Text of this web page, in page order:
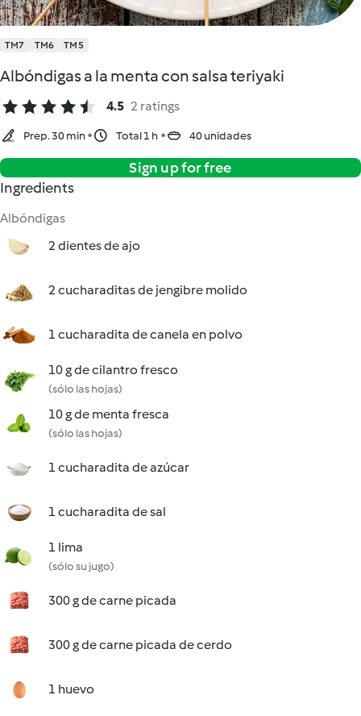
TM7 TM6 TM5
Albóndigas a la menta con salsa teriyaki
4.5 2 ratings
Prep. 30 min Total 1 h 40 unidades
Sign up for free
Ingredients
Albóndigas
2 dientes de ajo
2 cucharaditas de jengibre molido
1 cucharadita de canela en polvo
10 g de cilantro fresco
(sólo las hojas)
10 g de menta fresca
(sólo las hojas)
1 cucharadita de azúcar
1 cucharadita de sal
1 lima
(sólo su jugo)
300 g de carne picada
300 g de carne picada de cerdo
1 huevo